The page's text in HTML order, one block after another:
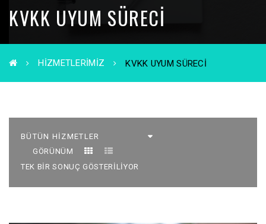
KVKK UYUM SÜRECI
HIZMETLERIMIZ KVKK UYUM SÜRECI
GÖRÜNÜM
TEK BIR SONUÇ GÖSTERILIYOR